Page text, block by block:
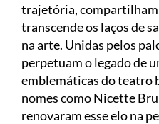
trajetória,
transcende os laços de
na arte. Unidas pelos
perpetuam o legado de
emblemáticas do teatro
nomes como Nicette
renovaram esse elo na